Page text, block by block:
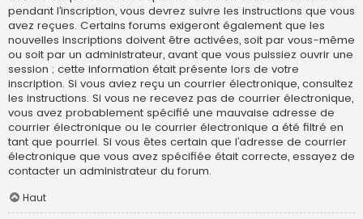
pendant l’inscription, vous devrez suivre les instructions que vous
avez reçues. Certains forums exigeront également que les
nouvelles inscriptions doivent être activées, soit par vous-même
ou soit par un administrateur, avant que vous puissiez ouvrir une
session ; cette information était présente lors de votre
inscription. Si vous aviez reçu un courrier électronique, consultez
les instructions. Si vous ne recevez pas de courrier électronique,
vous avez probablement spécifié une mauvaise adresse de
courrier électronique ou le courrier électronique a été filtré en
tant que pourriel. Si vous êtes certain que l’adresse de courrier
électronique que vous avez spécifiée était correcte, essayez de
contacter un administrateur du forum.
Haut